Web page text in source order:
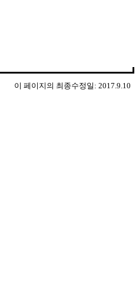
이 페이지의 최종수정일: 2017.9.10